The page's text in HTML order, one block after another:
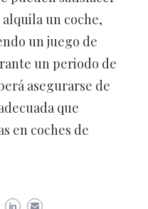
alquila un coche,
un juego de
un periodo de
asegurarse de
que
en coches de